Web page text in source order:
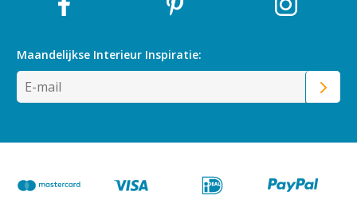
Maandelijkse Interieur Inspiratie: